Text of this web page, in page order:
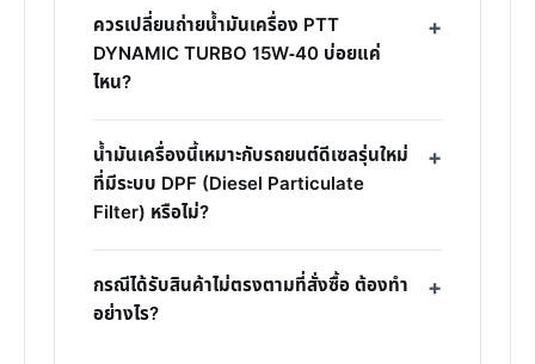
ควรเปลี่ยนถ่ายน้ำมันเครื่อง PTT
DYNAMIC TURBO 15W-40 บ่อยแค่
ไหน?
น้ำมันเครื่องนี้เหมาะกับรถยนต์ดีเซลรุ่นใหม่
ที่มีระบบ DPF (Diesel Particulate
Filter) หรือไม่?
กรณีได้รับสินค้าไม่ตรงตามที่สั่งซื้อ ต้องทำ
อย่างไร?